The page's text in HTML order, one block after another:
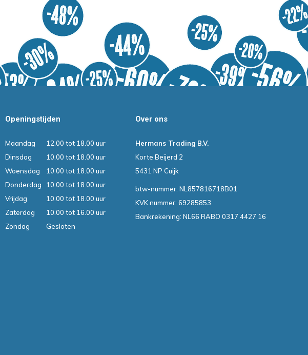
Openingstijden
Maandag
12.00 tot 18.00 uur
Dinsdag
10.00 tot 18.00 uur
Woensdag
10.00 tot 18.00 uur
Donderdag
10.00 tot 18.00 uur
Vrijdag
10.00 tot 18.00 uur
Zaterdag
10.00 tot 16.00 uur
Zondag
Gesloten
Over ons
Hermans Trading B.V.
Korte Beijerd 2
5431 NP Cuijk
btw-nummer: NL857816718B01
KVK nummer: 69285853
Bankrekening: NL66 RABO 0317 4427 16